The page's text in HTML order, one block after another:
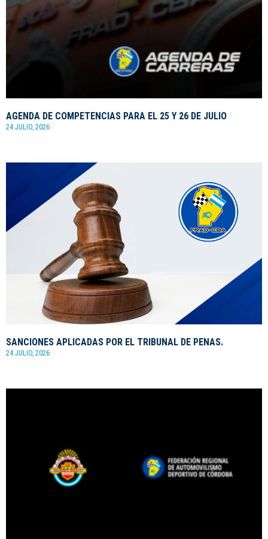
AGENDA DE COMPETENCIAS PARA EL 25 Y 26 DE JULIO
24 JULIO, 2026
SANCIONES APLICADAS POR EL TRIBUNAL DE PENAS.
24 JULIO, 2026